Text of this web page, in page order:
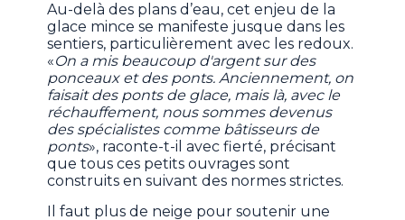
Au-delà des plans d’eau, cet enjeu de la
glace mince se manifeste jusque dans les
sentiers, particulièrement avec les redoux.
«On a mis beaucoup d'argent sur des
ponceaux et des ponts. Anciennement, on
faisait des ponts de glace, mais là, avec le
réchauffement, nous sommes devenus
des spécialistes comme bâtisseurs de
ponts», raconte-t-il avec fierté, précisant
que tous ces petits ouvrages sont
construits en suivant des normes strictes.
Il faut plus de neige pour soutenir une